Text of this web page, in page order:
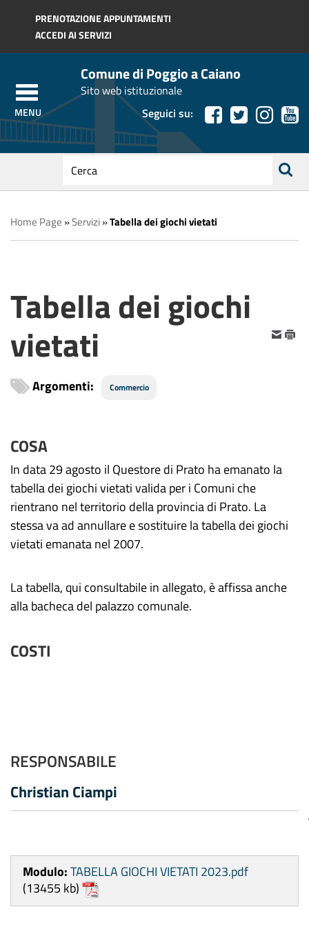
Regione Toscana
PRENOTAZIONE APPUNTAMENTI
ACCEDI AI SERVIZI
Comune di Poggio a Caiano
Sito web istituzionale
Seguici su:
testo
da
cercare
ricerca
Home Page »Servizi»Tabella dei giochi vietati
Tabella dei giochi
vietati
Argomenti: Commercio
COSA
In data 29 agosto il Questore di Prato ha emanato la
tabella dei giochi vietati valida per i Comuni che
rientrano nel territorio della provincia di Prato. La
stessa va ad annullare e sostituire la tabella dei giochi
vietati emanata nel 2007.
La tabella, qui consultabile in allegato, è affissa anche
alla bacheca del palazzo comunale.
COSTI
RESPONSABILE
Christian Ciampi
Modulo:TABELLA GIOCHI VIETATI 2023.pdf
(13455 kb)